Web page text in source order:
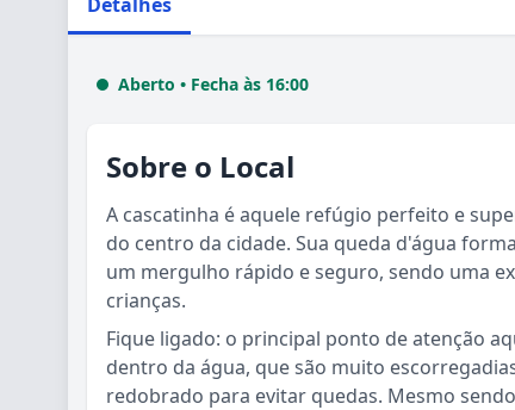
Aberto • Fecha às 16:00
Sobre o Local
A cascatinha é aquele refúgio perfeito e
do centro da cidade. Sua queda d'água
um mergulho rápido e seguro, sendo uma
crianças.
Fique ligado: o principal ponto de atenção
dentro da água, que são muito
redobrado para evitar quedas. Mesmo
Sou Turista em Águas